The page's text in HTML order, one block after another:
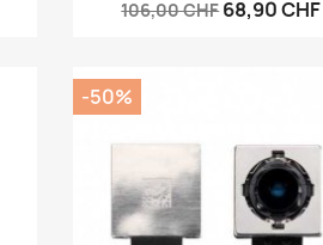
106,00 CHF68,90 CHF
-50%